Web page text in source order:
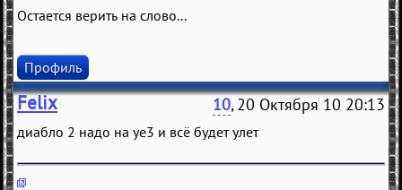
Остается верить на слово...
Профиль
Felix 10, 20 Октября 10 20:13
диaбло 2 нaдо нa уe3 и всё будeт улeт